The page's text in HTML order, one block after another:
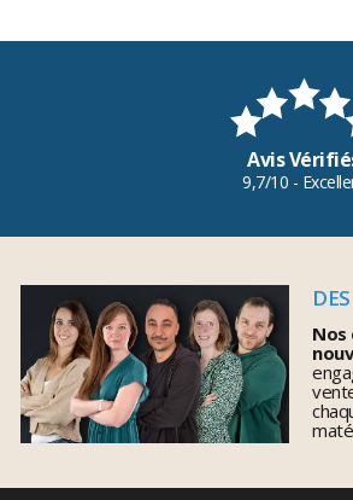
Avis
9,7/10 -
Nos